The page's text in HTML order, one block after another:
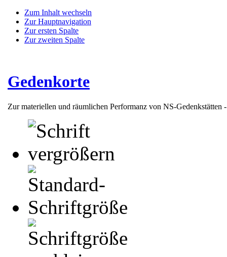
Zum Inhalt wechseln
Zur Hauptnavigation
Zur ersten Spalte
Zur zweiten Spalte
Gedenkorte
Zur materiellen und räumlichen Performanz von NS-Gedenkstätten